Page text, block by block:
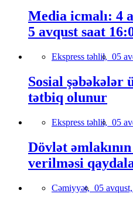
Media icmalı: 4
5 avqust saat
Ekspress təhlil, 05
Sosial şəbəkələr
tətbiq olunur
Ekspress təhlil, 05
Dövlət
verilməsi
Cəmiyyət, 05